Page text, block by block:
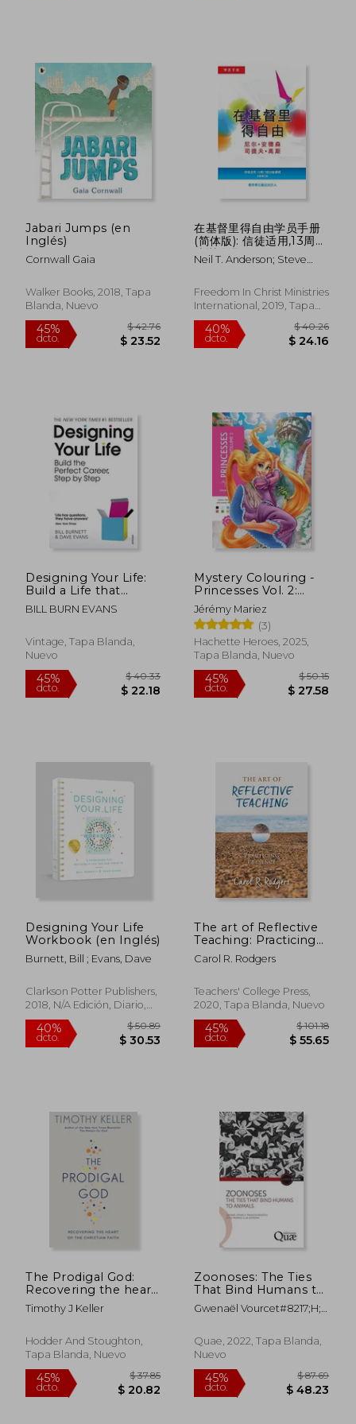
dcto.
$ 46.57
dcto.
Jabari Jumps (en
Inglés)
Cornwall Gaia
Walker Books, 2018, Tapa
Blanda, Nuevo
在基督里得自由学员手册
(简体版): 信徒适用,13周门
徒训练课程 Participant
(en Chino)
Neil T. Anderson; Steve
Freedom In Christ Ministries
International, 2019, Tapa
Blanda, Nuevo
40%
dcto.
Designing Your Life:
Build a Life that
Works for You (en
Inglés)
BILL BURN EVANS
Vintage, Tapa Blanda,
Nuevo
Mystery Colouring -
Princesses Vol. 2:
Reveal Iconic Disney
Characters With
Colour by Number
(en Inglés)
Jérémy Mariez
(3)
Hachette Heroes, 2025,
Tapa Blanda, Nuevo
Designing Your Life
Workbook (en Inglés)
Burnett, Bill ; Evans, Dave
Clarkson Potter Publishers,
2018, N/A Edición, Diario,
Nuevo
The art of Reflective
Teaching: Practicing
Presence (en Inglés)
Carol R. Rodgers
Teachers' College Press,
2020, Tapa Blanda, Nuevo
The Prodigal God:
Recovering the heart
of the Christian faith
Timothy J Keller
Hodder And Stoughton,
Tapa Blanda, Nuevo
Zoonoses: The Ties
That Bind Humans to
Animals (en Inglés)
Gwenaël Vourcet#8217;H;
Morand; Elsa Jourdain
Quae, 2022, Tapa Blanda,
Nuevo